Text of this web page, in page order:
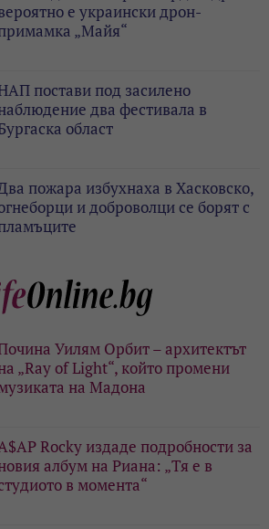
е украински дрон-
„Майя“
постави под засилено
два фестивала в
област
пожара избухнаха в Хасковско,
и доброволци се борят с
Уилям Орбит – архитектът
„Ray of Light“, който промени
на Мадона
Rocky издаде подробности за
албум на Риана: „Тя е в
в момента“